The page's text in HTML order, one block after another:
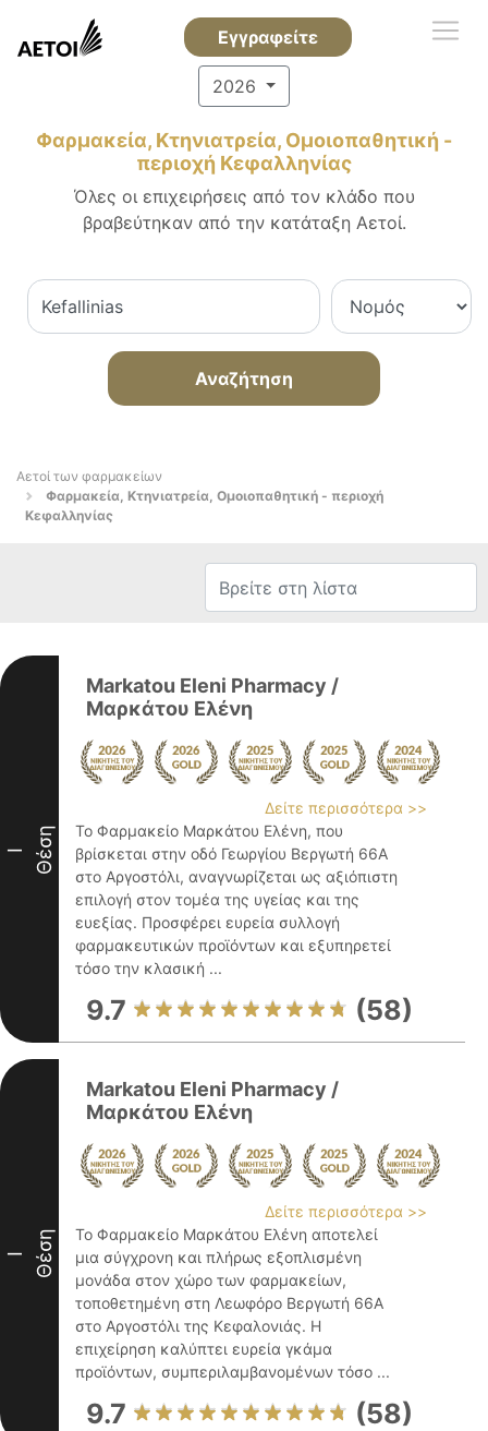
Εγγραφείτε
2026
Φαρμακεία, Κτηνιατρεία, Ομοιοπαθητική -
περιοχή Κεφαλληνίας
Όλες οι επιχειρήσεις από τον κλάδο που
βραβεύτηκαν από την κατάταξη Αετοί.
Αναζήτηση
Αετοί των φαρμακείων
Φαρμακεία, Κτηνιατρεία, Ομοιοπαθητική - περιοχή
Κεφαλληνίας
I Θέση
Markatou Eleni Pharmacy /
Μαρκάτου Ελένη
Δείτε περισσότερα >>
Το Φαρμακείο Μαρκάτου Ελένη, που
βρίσκεται στην οδό Γεωργίου Βεργωτή 66Α
στο Αργοστόλι, αναγνωρίζεται ως αξιόπιστη
επιλογή στον τομέα της υγείας και της
ευεξίας. Προσφέρει ευρεία συλλογή
φαρμακευτικών προϊόντων και εξυπηρετεί
τόσο την κλασική ...
9.7 (58)
I Θέση
Markatou Eleni Pharmacy /
Μαρκάτου Ελένη
Δείτε περισσότερα >>
Το Φαρμακείο Μαρκάτου Ελένη αποτελεί
μια σύγχρονη και πλήρως εξοπλισμένη
μονάδα στον χώρο των φαρμακείων,
τοποθετημένη στη Λεωφόρο Βεργωτή 66Α
στο Αργοστόλι της Κεφαλονιάς. Η
επιχείρηση καλύπτει ευρεία γκάμα
προϊόντων, συμπεριλαμβανομένων τόσο ...
9.7 (58)